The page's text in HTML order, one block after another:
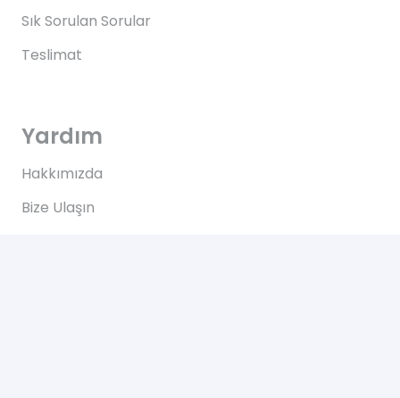
Sık Sorulan Sorular
Teslimat
Yardım
Hakkımızda
Bize Ulaşın